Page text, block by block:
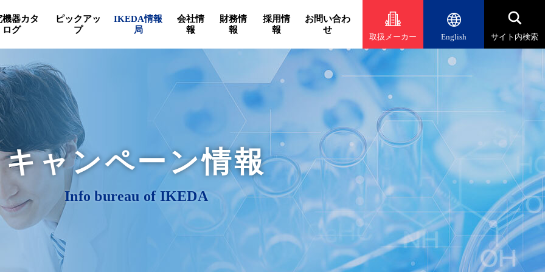
機器カタ
ログ
ピックアッ
プ
IKEDA情報
局
会社情
報
財務情
報
採用情
報
お問い合わ
せ
取扱メーカー English サイト内検索
キャンペーン情報